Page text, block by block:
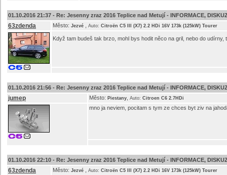
01.10.2016 21:37 - Re: Jesenny zraz 2016 Teplice nad Metují - INFORMACE,
63zdenda Město: Jezvé Auto: Citroën C5 III (X7) 2.2 HDi 16V 173k (125kW) Tourer
Když tam budeš tak brzo, mohl bys hodit něco na gril, nebo do
01.10.2016 21:56 - Re: Jesenny zraz 2016 Teplice nad Metují - INFORMACE,
jumep Město: Piestany Auto: Citroen C6 2.7HDi
mno ja neviem, pocitam s tym ze chces byt ziv na
01.10.2016 22:10 - Re: Jesenny zraz 2016 Teplice nad Metují - INFORMACE,
63zdenda Město: Jezvé Auto: Citroën C5 III (X7) 2.2 HDi 16V 173k (125kW) Tourer